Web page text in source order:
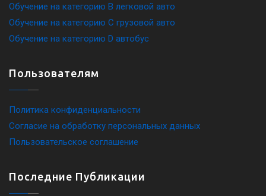
Обучение на категорию B легковой авто
Обучение на категорию C грузовой авто
Обучение на категорию D автобус
Пользователям
Политика конфиденциальности
Согласие на обработку персональных данных
Пользовательское соглашение
Последние Публикации